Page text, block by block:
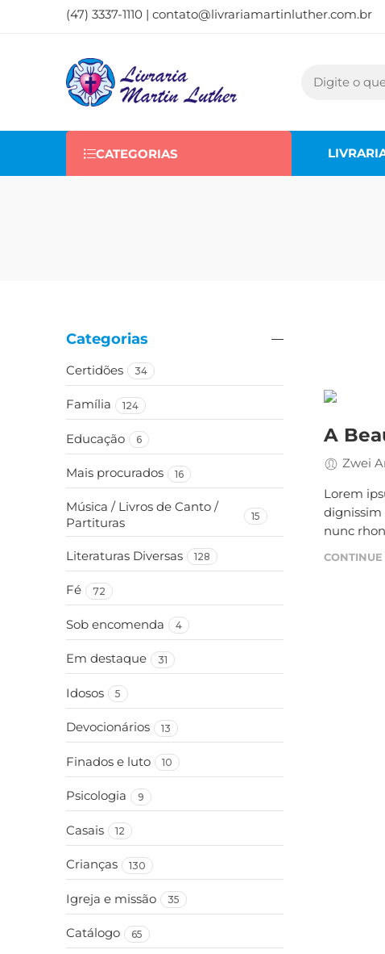
(47) 3337-1110 | contato@livrariamartinluther.com.br
CATEGORIAS
A
Zwei
Lorem
dignissim
nunc
Categorias
Certidões 34
Família 124
Educação 6
Mais procurados 16
Música / Livros de Canto /
Partituras
15
Literaturas Diversas 128
Fé 72
Sob encomenda 4
Em destaque 31
Idosos 5
Devocionários 13
Finados e luto 10
Psicologia 9
Casais 12
Crianças 130
Igreja e missão 35
Catálogo 65